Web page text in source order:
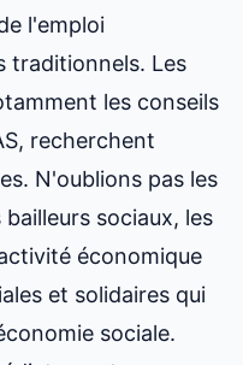
l'emploi
traditionnels. Les
les conseils
recherchent
N'oublions pas les
sociaux, les
économique
et solidaires qui
sociale.